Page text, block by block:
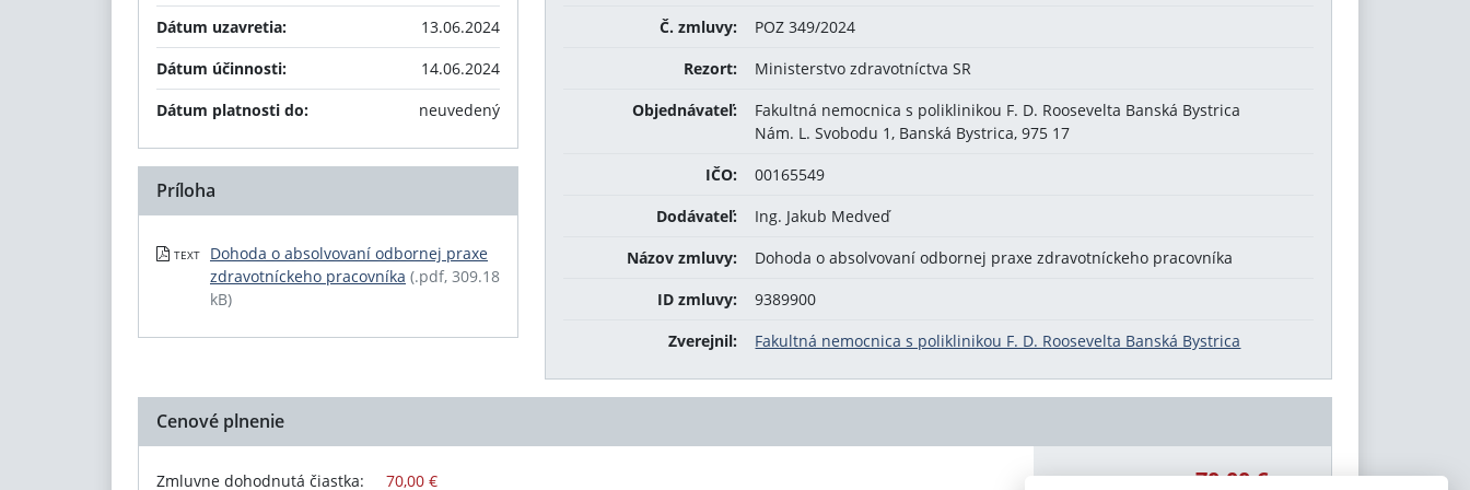
Č. zmluvy:
POZ 349/2024
Rezort:
Ministerstvo zdravotníctva SR
Objednávateľ:
Fakultná nemocnica s poliklinikou F. D. Roosevelta Banská Bystrica
Nám. L. Svobodu 1, Banská Bystrica, 975 17
IČO:
00165549
Dodávateľ:
Ing. Jakub Medveď
Názov zmluvy:
Dohoda o absolvovaní odbornej praxe zdravotníckeho pracovníka
ID zmluvy:
9389900
Zverejnil:
Fakultná nemocnica s poliklinikou F. D. Roosevelta Banská Bystrica
Dátum uzavretia:
13.06.2024
Dátum účinnosti:
14.06.2024
Dátum platnosti do:
neuvedený
Príloha
TEXT
Dohoda o absolvovaní odbornej praxe
zdravotníckeho pracovníka (.pdf, 309.18
kB)
Cenové plnenie
Zmluvne dohodnutá čiastka: 70,00 € Celková čiastka: 70,00 €